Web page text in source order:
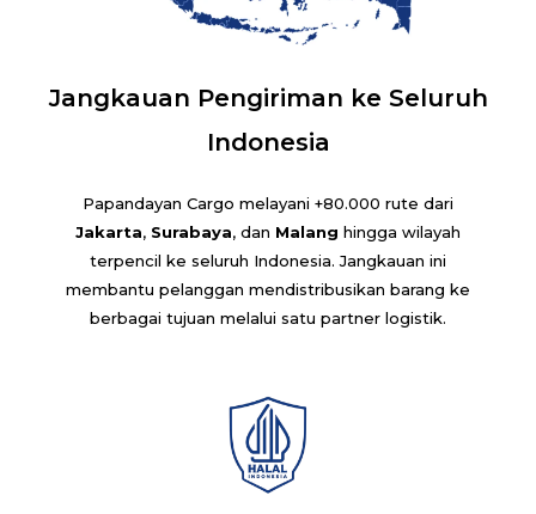
Jangkauan Pengiriman ke Seluruh
Indonesia
Papandayan Cargo melayani +80.000 rute dari
Jakarta, Surabaya, dan Malang hingga wilayah
terpencil ke seluruh Indonesia. Jangkauan ini
membantu pelanggan mendistribusikan barang ke
berbagai tujuan melalui satu partner logistik.